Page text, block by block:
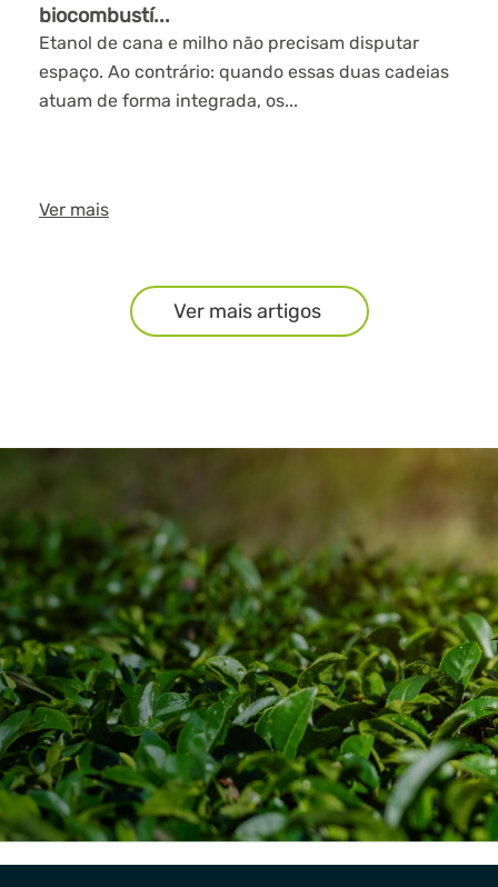
biocombustí...
Etanol de cana e milho não precisam disputar
espaço. Ao contrário: quando essas duas cadeias
atuam de forma integrada, os...
Ver mais
Ver mais artigos